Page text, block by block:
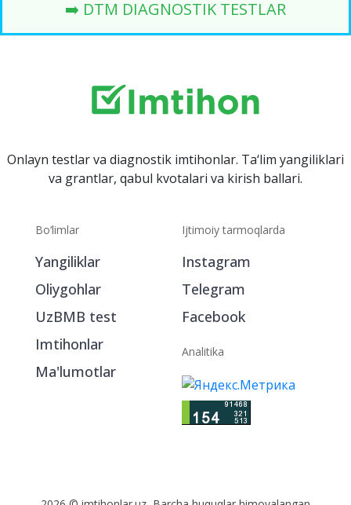
➡️ DTM DIAGNOSTIK TESTLAR
Onlayn testlar va diagnostik imtihonlar. Ta‘lim yangiliklari
va grantlar, qabul kvotalari va kirish ballari.
Bo‘limlar
Yangiliklar
Oliygohlar
UzBMB test
Imtihonlar
Ma'lumotlar
Ijtimoiy tarmoqlarda
Instagram
Telegram
Facebook
Analitika